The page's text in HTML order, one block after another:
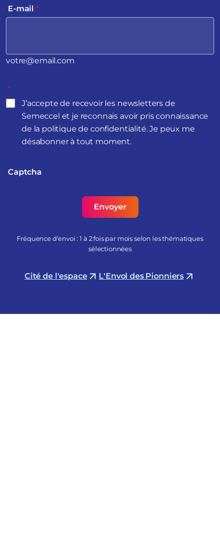
E-mail *
votre@email.com
*
J’accepte de recevoir les newsletters de
Semeccel et je reconnais avoir pris connaissance
de la politique de confidentialité. Je peux me
désabonner à tout moment.
Captcha
Fréquence d'envoi : 1 à 2 fois par mois selon les thématiques
sélectionnées
Cité de l'espace L'Envol des Pionniers